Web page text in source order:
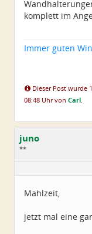
komplett im
Immer guten
Dieser Post wurde
08:48 Uhr von Carl.
juno
**
Beiträge:
15
Mahlzeit,
jetzt mal eine